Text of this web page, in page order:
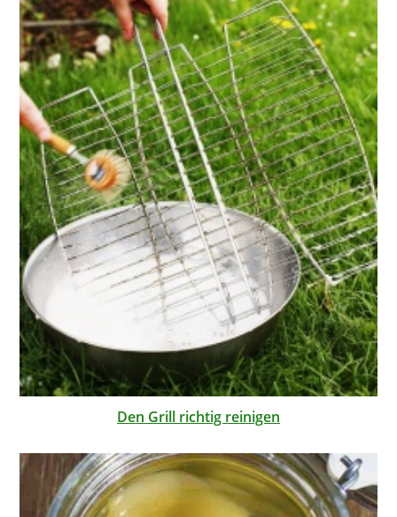
Den Grill richtig reinigen